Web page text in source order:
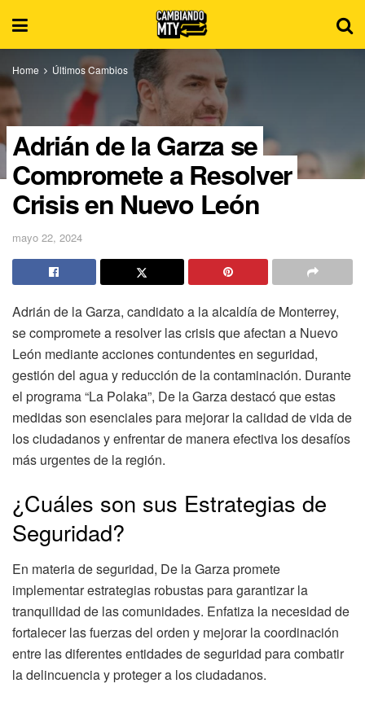
Home Últimos Cambios
Adrián de la Garza se
Compromete a Resolver
Crisis en Nuevo León
mayo 22, 2024
Adrián de la Garza, candidato a la alcaldía de Monterrey,
se compromete a resolver las crisis que afectan a Nuevo
León mediante acciones contundentes en seguridad,
gestión del agua y reducción de la contaminación. Durante
el programa “La Polaka”, De la Garza destacó que estas
medidas son esenciales para mejorar la calidad de vida de
los ciudadanos y enfrentar de manera efectiva los desafíos
más urgentes de la región.
¿Cuáles son sus Estrategias de
Seguridad?
En materia de seguridad, De la Garza promete
implementar estrategias robustas para garantizar la
tranquilidad de las comunidades. Enfatiza la necesidad de
fortalecer las fuerzas del orden y mejorar la coordinación
entre las diferentes entidades de seguridad para combatir
la delincuencia y proteger a los ciudadanos.